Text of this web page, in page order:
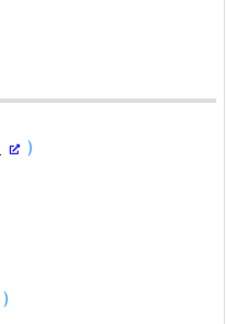
)
)